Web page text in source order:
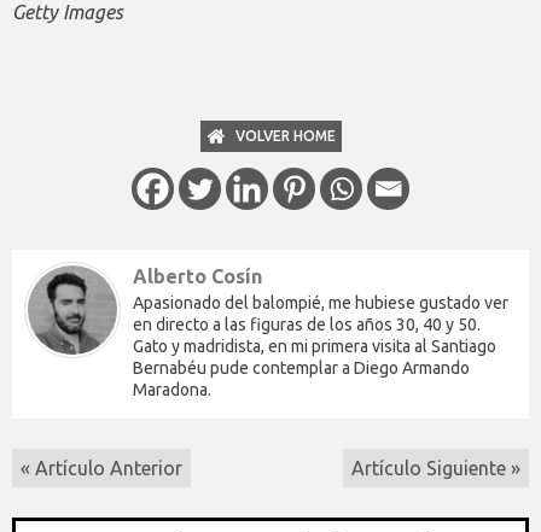
Getty Images
VOLVER HOME
Alberto Cosín
Apasionado del balompié, me hubiese gustado ver
en directo a las figuras de los años 30, 40 y 50.
Gato y madridista, en mi primera visita al Santiago
Bernabéu pude contemplar a Diego Armando
Maradona.
« Artículo Anterior Artículo Siguiente »